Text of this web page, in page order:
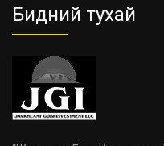
Бидний тухай